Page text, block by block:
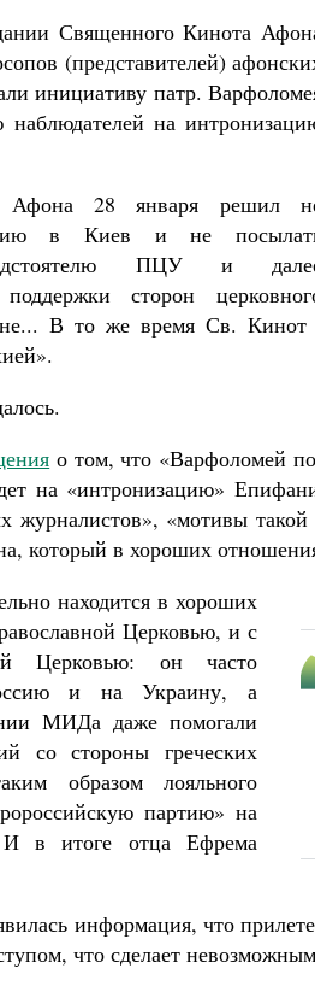
Священного Кинота
(представителей)
инициативу патр.
наблюдателей на
Афона 28 января решил
в Киев и не
ПЦУ и
сторон
В то же время Св. Кинот
о том, что «Варфоломей
на «интронизацию»
журналистов», «мотивы
который в хороших
находится в хороших
Церковью, и с
Церковью: он часто
и на Украину, а
МИДа даже помогали
со стороны греческих
образом лояльного
партию» на
в итоге отца Ефрема
информация, что
что сделает